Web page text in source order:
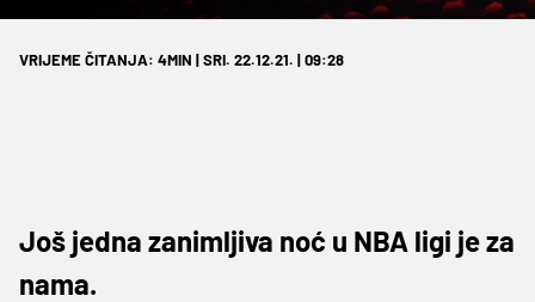
VRIJEME ČITANJA: 4MIN | SRI. 22.12.21. | 09:28
Još jedna zanimljiva noć u NBA ligi je za
nama.